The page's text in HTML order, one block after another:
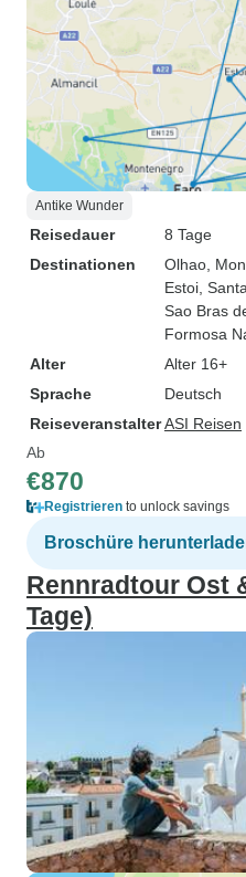
Antike Wunder
Reisedauer
8 Tage
Destinationen
Olhao ,
Estoi ,
Sao Bras
Formosa
Alter
Alter 16+
Sprache
Deutsch
ReiseveranstalterASI Reisen
Ab
€870
Registrieren to unlock savings
Broschüre
Rennradtour Ost
Tage)